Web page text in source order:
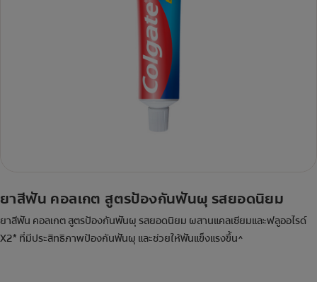
ยาสีฟัน คอลเกต สูตรป้องกันฟันผุ รสยอดนิยม
ยาสีฟัน คอลเกต สูตรป้องกันฟันผุ รสยอดนิยม ผสานแคลเซียมและฟลูออไรด์
X2* ที่มีประสิทธิภาพป้องกันฟันผุ และช่วยให้ฟันแข็งแรงขึ้น^